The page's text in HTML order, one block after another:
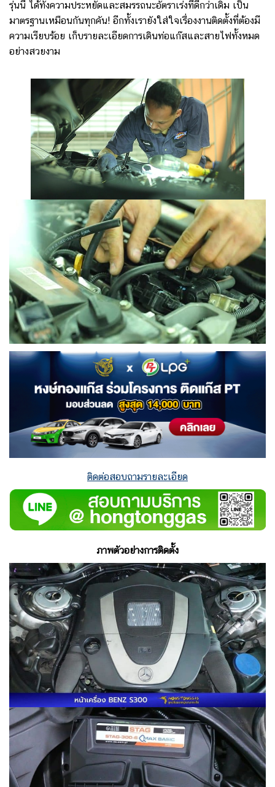
รุ่นนี้ ได้ทั้งความประหยัดและสมรรถนะอัตราเร่งที่ดีกว่าเดิม เป็น
มาตรฐานเหมือนกันทุกคัน! อีกทั้งเรายังใส่ใจเรื่องงานติดตั้งที่ต้องมี
ความเรียบร้อย เก็บรายละเอียดการเดินท่อแก๊สและสายไฟทั้งหมด
อย่างสวยงาม
ติดต่อสอบถามรายละเอียด
ภาพตัวอย่างการติดตั้ง